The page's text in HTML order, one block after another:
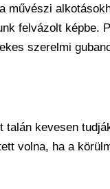
művészi
felvázolt képbe.
szerelmi
kevesen
volna, ha a